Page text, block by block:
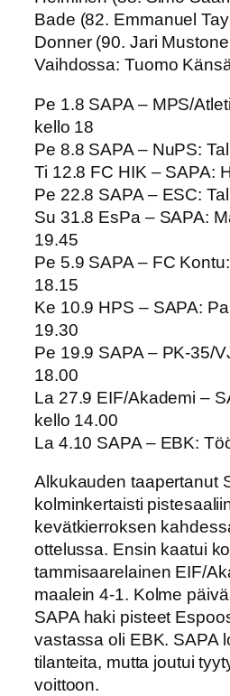
Bade (82. Emmanuel
Donner (90. Jari
Vaihdossa: Tuomo
Pe 1.8 SAPA – MPS/
kello 18
Pe 8.8 SAPA – NuPS:
Ti 12.8 FC HIK – SAPA:
Pe 22.8 SAPA – ESC:
Su 31.8 EsPa – SAPA:
19.45
Pe 5.9 SAPA – FC
18.15
Ke 10.9 HPS – SAPA:
19.30
Pe 19.9 SAPA – PK-35/
18.00
La 27.9 EIF/Akademi –
kello 14.00
La 4.10 SAPA – EBK:
Alkukauden taapertanut
kolminkertaisti
kevätkierroksen
ottelussa. Ensin kaatui
tammisaarelainen EIF/
maalein 4-1. Kolme
SAPA haki pisteet
vastassa oli EBK. SAPA
tilanteita, mutta joutui
voittoon.